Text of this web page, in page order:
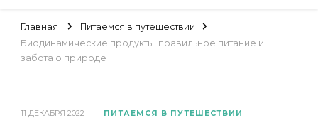
Главная
Питаемся в путешествии
Биодинамические продукты: правильное питание и
забота о природе
11 ДЕКАБРЯ 2022 ПИТАЕМСЯ В ПУТЕШЕСТВИИ